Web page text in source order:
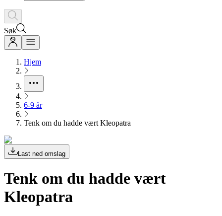
Søk
Hjem
6-9 år
Tenk om du hadde vært Kleopatra
Last ned omslag
Tenk om du hadde vært
Kleopatra